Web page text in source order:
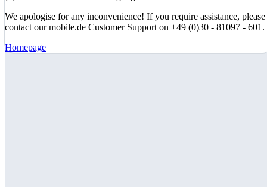
We apologise for any inconvenience! If you require assistance, please
contact our mobile.de Customer Support on +49 (0)30 - 81097 - 601.
Homepage